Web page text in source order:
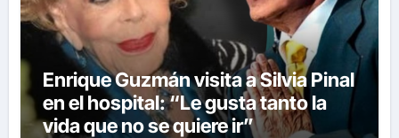
Enrique Guzmán visita a Silvia Pinal
en el hospital: “Le gusta tanto la
vida que no se quiere ir”